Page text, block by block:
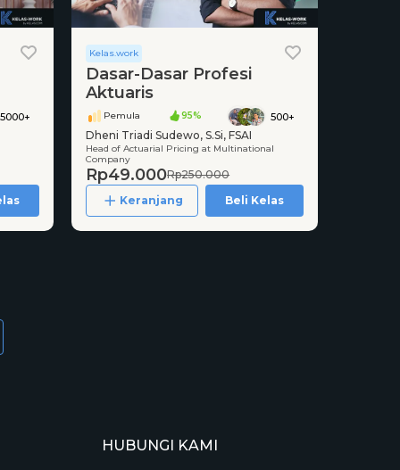
5000+
Kelas.work
Dasar-Dasar Profesi
Aktuaris
Pemula 95% 500+
Dheni Triadi Sudewo, S.Si, FSAI
Head of Actuarial Pricing at Multinational
Company
Rp49.000Rp250.000
Keranjang
Beli Kelas
HUBUNGI KAMI